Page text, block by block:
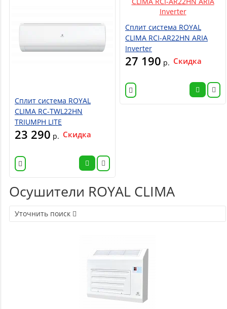
Сплит система ROYAL
CLIMA RC-TWL22HN
TRIUMPH LITE
23 290 р. Скидка
Сплит система ROYAL
CLIMA RCI-AR22HN ARIA
Inverter
27 190 р. Скидка
Осушители ROYAL CLIMA
Уточнить поиск